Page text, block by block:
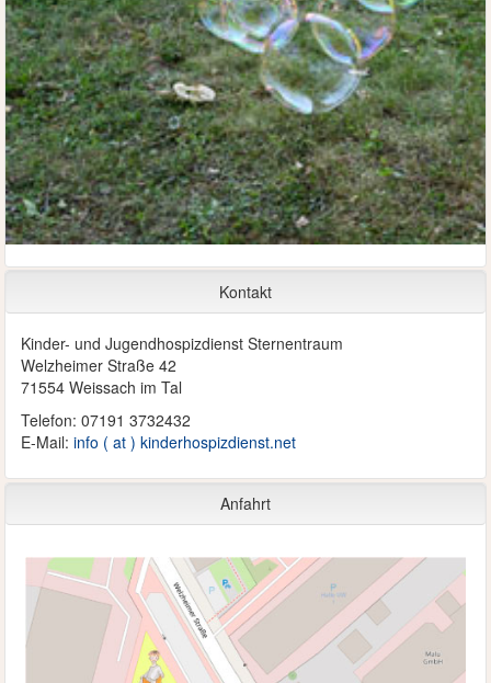
Kontakt
Kinder- und Jugendhospizdienst Sternentraum
Welzheimer Straße 42
71554 Weissach im Tal
Telefon: 07191 3732432
E-Mail: info ( at ) kinderhospizdienst.net
Anfahrt